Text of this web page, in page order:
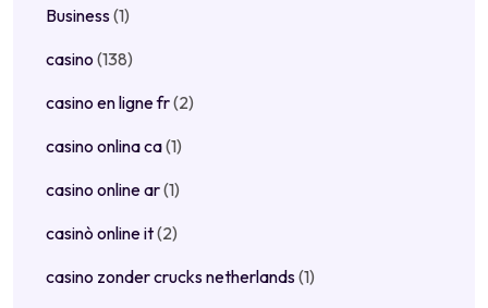
Business(1)
casino (138)
casino en ligne fr(2)
casino onlina ca(1)
casino online ar(1)
casinò online it(2)
casino zonder crucks netherlands(1)